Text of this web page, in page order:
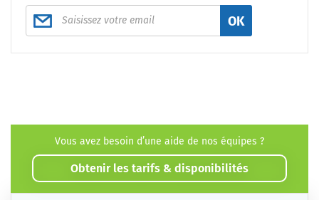
OK
Vous avez besoin d’une aide de nos équipes ?
Obtenir les tarifs & disponibilités